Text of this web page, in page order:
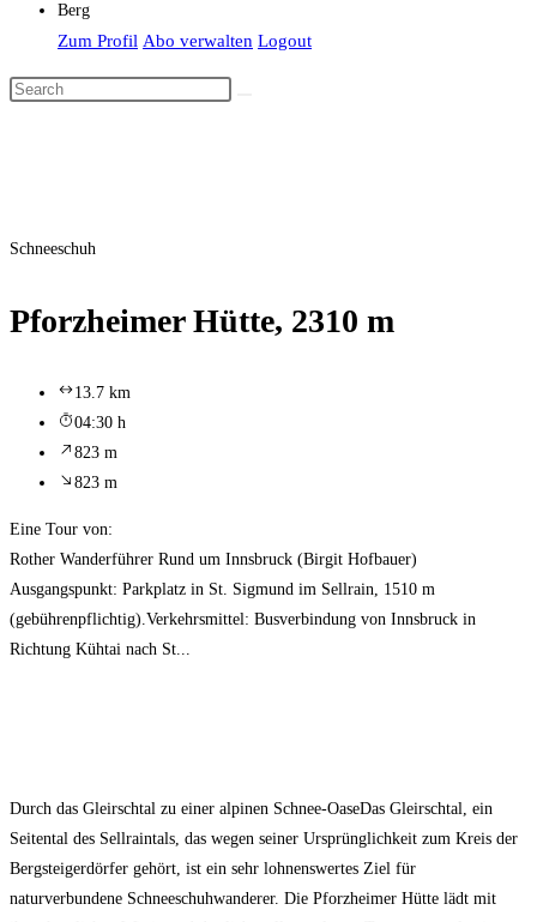
Berg
Zum Profil Abo verwalten Logout
Schneeschuh
Pforzheimer Hütte, 2310 m
13.7 km
04:30 h
823 m
823 m
Eine Tour von:
Rother Wanderführer Rund um Innsbruck (Birgit Hofbauer)
Ausgangspunkt: Parkplatz in St. Sigmund im Sellrain, 1510 m
(gebührenpflichtig).Verkehrsmittel: Busverbindung von Innsbruck in
Richtung Kühtai nach St...
Durch das Gleirschtal zu einer alpinen Schnee-OaseDas Gleirschtal, ein
Seitental des Sellraintals, das wegen seiner Ursprünglichkeit zum Kreis der
Bergsteigerdörfer gehört, ist ein sehr lohnenswertes Ziel für
naturverbundene Schneeschuhwanderer. Die Pforzheimer Hütte lädt mit